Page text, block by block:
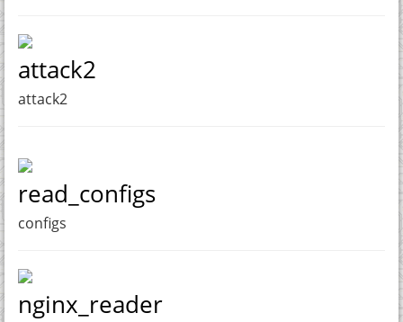
attack2
attack2
read_configs
configs
nginx_reader